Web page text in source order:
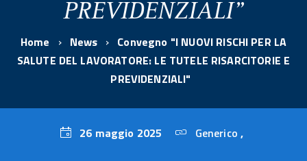
PREVIDENZIALI"
Home News
Convegno "I NUOVI RISCHI PER LA
SALUTE DEL LAVORATORE: LE TUTELE RISARCITORIE E
PREVIDENZIALI"
26 maggio 202526
Generico ,